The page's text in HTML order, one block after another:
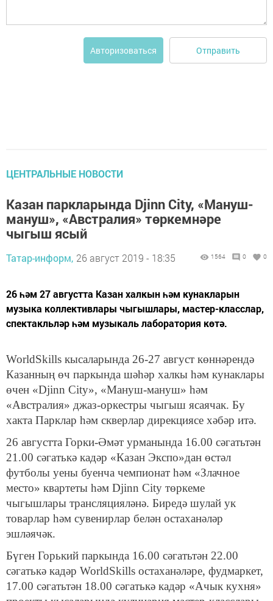
Авторизоваться Отправить
ЦЕНТРАЛЬНЫЕ НОВОСТИ
Казан паркларында Djinn City, «Мануш-
мануш», «Австралия» төркемнәре
чыгыш ясый
Татар-информ, 26 август 2019 - 18:35 1564 0 0
26 һәм 27 августта Казан халкын һәм кунакларын
музыка коллективлары чыгышлары, мастер-класслар,
спектакльләр һәм музыкаль лаборатория көтә.
WorldSkills кысаларында 26-27 август көннәрендә
Казанның өч паркында шәһәр халкы һәм кунаклары
өчен «Djinn City», «Мануш-мануш» һәм
«Австралия» джаз-оркестры чыгыш ясаячак. Бу
хакта Парклар һәм скверлар дирекциясе хәбәр итә.
26 августта Горки-Әмәт урманында 16.00 сәгатьтән
21.00 сәгатькә кадәр «Казан Экспо»дан өстәл
футболы уены буенча чемпионат һәм «Злачное
место» квартеты һәм Djinn City төркеме
чыгышлары трансляцияләнә. Биредә шулай ук
товарлар һәм сувенирлар белән остаханәләр
эшләячәк.
Бүген Горький паркында 16.00 сәгатьтән 22.00
сәгатькә кадәр WorldSkills остаханәләре, фудмаркет,
17.00 сәгатьтән 18.00 сәгатькә кадәр «Ачык кухня»